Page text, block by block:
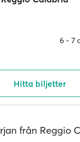
6 ‐ 7
Hitta biljetter
från Reggio